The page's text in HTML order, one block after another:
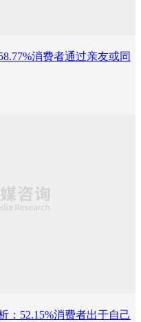
消费者通过亲友或同
：52.15%消费者出于自己